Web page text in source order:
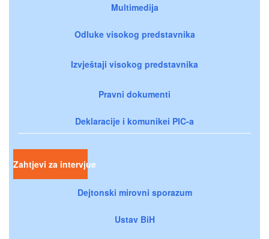
Multimedija
Odluke visokog predstavnika
Izvještaji visokog predstavnika
Pravni dokumenti
Deklaracije i komunikei PIC-a
Zahtjevi za intervjue
Dejtonski mirovni sporazum
Ustav BiH